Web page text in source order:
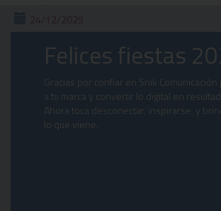
24/12/2025
Felices fiestas
Gracias por confiar en Snik
a tu marca y convertir lo digital en
Ahora toca desconectar, inspirarse, y
lo que viene.